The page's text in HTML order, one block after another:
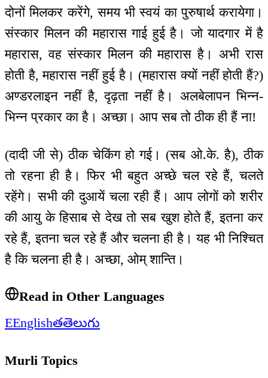
दोनों मिलकर करेंगे, समय भी स्वयं का पुरुषार्थ करायेगा।
संस्कार मिलन की महारास गाई हुई है। जो यादगार में है
महारास, वह संस्कार मिलन की महारास है। अभी रास
होती है, महारास नहीं हुई है। (महारास क्यों नहीं होती हैं?)
अण्डरलाइन नहीं है, दृढ़ता नहीं है। अलबेलापन भिन्न-
भिन्न प्रकार का है। अच्छा। आप सब तो ठीक ही हैं ना!
(दादी जी से) ठीक चेकिंग हो गई। (सब ओ.के. है), ठीक
तो रहना ही है। फिर भी बहुत अच्छे चल रहे हैं, चलते
रहेंगे। सभी की दुआयें चला रही हैं। आप लोगों को शरीर
की आयु के हिसाब से देख तो सब खुश होते हैं, इतना कर
रहे हैं, इतना चल रहे हैं और चलना ही है। यह भी निश्चित
है कि चलना ही है। अच्छा, ओम् शान्ति।
Read in Other Languages
EEnglishతతెలుగు
Murli Topics